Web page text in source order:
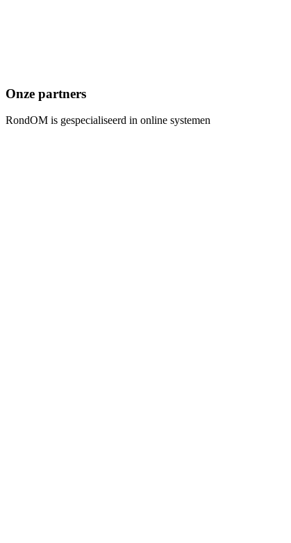
Onze partners
RondOM is gespecialiseerd in online systemen